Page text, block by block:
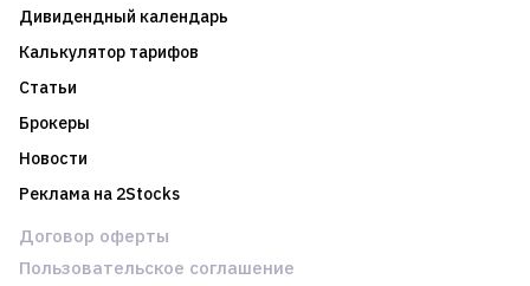
Дивидендный календарь
Калькулятор тарифов
Статьи
Брокеры
Новости
Реклама на 2Stocks
Договор оферты
Пользовательское соглашение